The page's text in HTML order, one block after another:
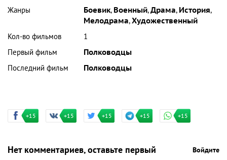
Жанры
Боевик, Военный,Драма, История,
Мелодрама,Художественный
Кол-во фильмов
1
Первый фильм
Полководцы
Последний фильм
Полководцы
+15 +15 +15 +15 +15
Нет комментариев, оставьте первый Войдите